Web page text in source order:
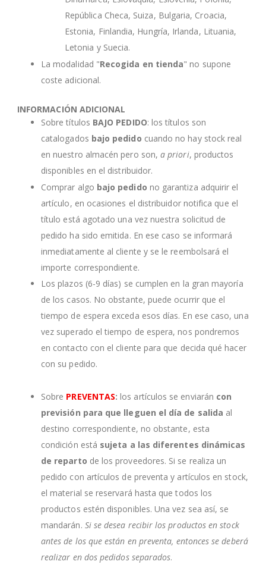
República Checa, Suiza, Bulgaria, Croacia,
Estonia, Finlandia, Hungría, Irlanda, Lituania,
Letonia y Suecia.
La modalidad "Recogida en tienda" no supone
coste adicional.
INFORMACIÓN ADICIONAL
Sobre títulos BAJO PEDIDO: los títulos son
catalogados bajo pedido cuando no hay stock real
en nuestro almacén pero son,a priori, productos
disponibles en el distribuidor.
Comprar algo bajo pedido no garantiza adquirir el
artículo, en ocasiones el distribuidor notifica que el
título está agotado una vez nuestra solicitud de
pedido ha sido emitida. En ese caso se informará
inmediatamente al cliente y se le reembolsará el
importe correspondiente.
Los plazos (6-9 días) se cumplen en la gran mayoría
de los casos. No obstante, puede ocurrir que el
tiempo de espera exceda esos días. En ese caso, una
vez superado el tiempo de espera, nos pondremos
en contacto con el cliente para que decida qué hacer
con su pedido.
Sobre PREVENTAS:los artículos se enviarán con
previsión para que lleguen el día de salida al
destino correspondiente, no obstante, esta
condición está sujeta a las diferentes dinámicas
de reparto de los proveedores. Si se realiza un
pedido con artículos de preventa y artículos en stock,
el material se reservará hasta que todos los
productos estén disponibles. Una vez sea así, se
mandarán. Si se desea recibir los productos en stock
antes de los que están en preventa, entonces se deberá
realizar en dos pedidos separados.